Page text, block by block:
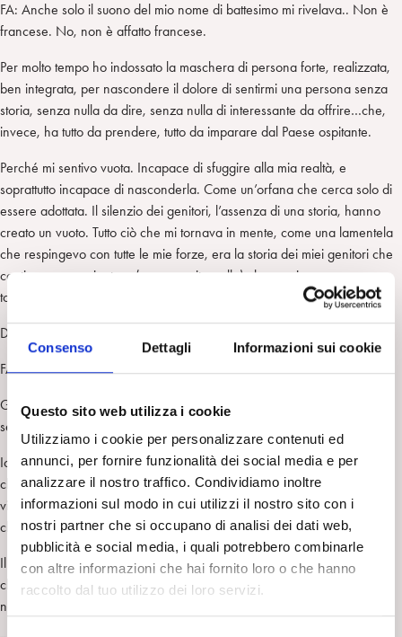
Consenso Dettagli Informazioni sui cookie
Questo sito web utilizza i cookie
Utilizziamo i cookie per personalizzare contenuti ed
annunci, per fornire funzionalità dei social media e per
analizzare il nostro traffico. Condividiamo inoltre
informazioni sul modo in cui utilizzi il nostro sito con i
nostri partner che si occupano di analisi dei dati web,
pubblicità e social media, i quali potrebbero combinarle
con altre informazioni che hai fornito loro o che hanno
raccolto dal tuo utilizzo dei loro servizi.
FA: Anche solo il suono del mio nome di battesimo mi rivelava.. Non è
francese. No, non è affatto francese.
Per molto tempo ho indossato la maschera di persona forte, realizzata,
ben integrata, per nascondere il dolore di sentirmi una persona senza
storia, senza nulla da dire, senza nulla di interessante da offrire…che,
invece, ha tutto da prendere, tutto da imparare dal Paese ospitante.
Perché mi sentivo vuota. Incapace di sfuggire alla mia realtà, e
soprattutto incapace di nasconderla. Come un’orfana che cerca solo di
essere adottata. Il silenzio dei genitori, l’assenza di una storia, hanno
creato un vuoto. Tutto ciò che mi tornava in mente, come una lamentela
che respingevo con tutte le mie forze, era la storia dei miei genitori che
continuavano a ripetere (come un ritornello) che un giorno saremmo
tornati al paese, per sempre.
DSdF: Nessuna possibilità di pensarsi per sempre altrove?
FA: Conflittuale.
Gli immigrati portano sulla pelle l’impronta delle loro origini. Come una
seconda natura.
Io che sono nata in quel luogo bianco e ocra punteggiato di verde, so
che cosa mi resta e considero, misuro, ogni giorno, che cosa significa
vivere nel Paese dove mio padre all’inizio lavorava da solo, anni prima
che la famiglia si riunisse nel 1982.
Il Paese che mi ha dato tutto: studiare e sfuggire alla condizione sociale
che sarebbe stata il mio destino se avessi rinunciato alla mia libertà:
naturalizzarmi. Diventare insegnante.